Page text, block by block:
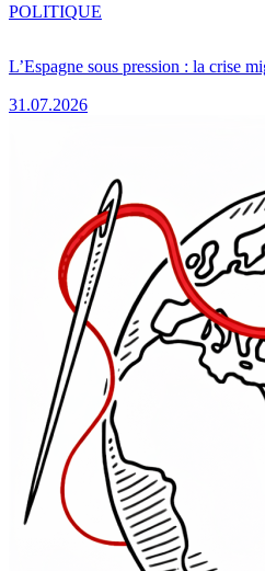
L’Espagne sous pression : la crise
31.07.2026
POLITIQUE